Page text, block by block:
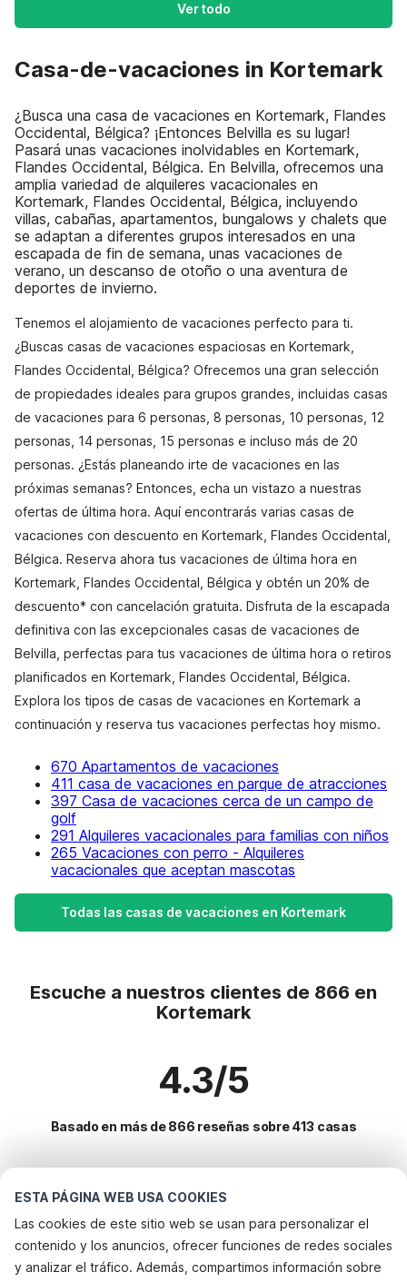
ESTA PÁGINA WEB USA COOKIES
Las cookies de este sitio web se usan para personalizar el
contenido y los anuncios, ofrecer funciones de redes sociales
y analizar el tráfico. Además, compartimos información sobre
Ver todo
Casa-de-vacaciones in Kortemark
¿Busca una casa de vacaciones en Kortemark, Flandes
Occidental, Bélgica? ¡Entonces Belvilla es su lugar!
Pasará unas vacaciones inolvidables en Kortemark,
Flandes Occidental, Bélgica. En Belvilla, ofrecemos una
amplia variedad de alquileres vacacionales en
Kortemark, Flandes Occidental, Bélgica, incluyendo
villas, cabañas, apartamentos, bungalows y chalets que
se adaptan a diferentes grupos interesados en una
escapada de fin de semana, unas vacaciones de
verano, un descanso de otoño o una aventura de
deportes de invierno.
Tenemos el alojamiento de vacaciones perfecto para ti.
¿Buscas casas de vacaciones espaciosas en Kortemark,
Flandes Occidental, Bélgica? Ofrecemos una gran selección
de propiedades ideales para grupos grandes, incluidas casas
de vacaciones para 6 personas, 8 personas, 10 personas, 12
personas, 14 personas, 15 personas e incluso más de 20
personas. ¿Estás planeando irte de vacaciones en las
próximas semanas? Entonces, echa un vistazo a nuestras
ofertas de última hora. Aquí encontrarás varias casas de
vacaciones con descuento en Kortemark, Flandes Occidental,
Bélgica. Reserva ahora tus vacaciones de última hora en
Kortemark, Flandes Occidental, Bélgica y obtén un 20% de
descuento* con cancelación gratuita. Disfruta de la escapada
definitiva con las excepcionales casas de vacaciones de
Belvilla, perfectas para tus vacaciones de última hora o retiros
planificados en Kortemark, Flandes Occidental, Bélgica.
Explora los tipos de casas de vacaciones en Kortemark a
continuación y reserva tus vacaciones perfectas hoy mismo.
670 Apartamentos de vacaciones
411 casa de vacaciones en parque de atracciones
397 Casa de vacaciones cerca de un campo de
golf
291 Alquileres vacacionales para familias con niños
265 Vacaciones con perro - Alquileres
vacacionales que aceptan mascotas
Todas las casas de vacaciones en Kortemark
Escuche a nuestros clientes de 866 en
Kortemark
4.3/5
Basado en más de 866 reseñas sobre 413 casas
Destinos más populares para vacaciones
Ciudades con los mejores servicios para vacaciones
Apartamentos de vacaciones brujas
Servicios populares para vacaciones en Kortemark